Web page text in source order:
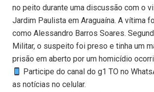
no peito durante uma discussão com o
Jardim Paulista em Araguaína. A vítima
como Alessandro Barros Soares.
Militar, o suspeito foi preso e tinha um
prisão em aberto por um homicídio
Participe do canal do g1 TO no
as notícias no celular.